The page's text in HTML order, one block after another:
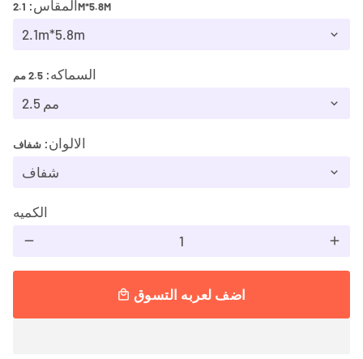
المقاس:2.1M*5.8M
السماكه: 2.5 مم
الالوان: شفاف
الكميه
remove add
local_mall اضف لعربه التسوق